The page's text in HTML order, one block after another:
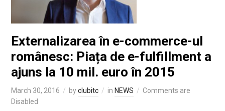
Externalizarea în e-commerce-ul
românesc: Piața de e-fulfillment a
ajuns la 10 mil. euro în 2015
March 30, 2016 byclubitc in NEWS
Comments are
Disabled